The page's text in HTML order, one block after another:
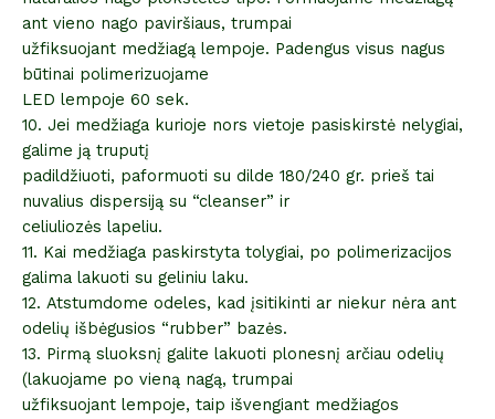
ant vieno nago paviršiaus, trumpai
užfiksuojant medžiagą lempoje. Padengus visus nagus
būtinai polimerizuojame
LED lempoje 60 sek.
10. Jei medžiaga kurioje nors vietoje pasiskirstė nelygiai,
galime ją truputį
padildžiuoti, paformuoti su dilde 180/240 gr. prieš tai
nuvalius dispersiją su “cleanser” ir
celiuliozės lapeliu.
11. Kai medžiaga paskirstyta tolygiai, po polimerizacijos
galima lakuoti su geliniu laku.
12. Atstumdome odeles, kad įsitikinti ar niekur nėra ant
odelių išbėgusios “rubber” bazės.
13. Pirmą sluoksnį galite lakuoti plonesnį arčiau odelių
(lakuojame po vieną nagą, trumpai
užfiksuojant lempoje, taip išvengiant medžiagos